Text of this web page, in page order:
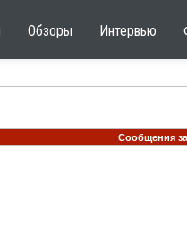
Обзоры Интервью
Сообщения